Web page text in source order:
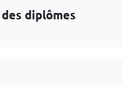
diplômes